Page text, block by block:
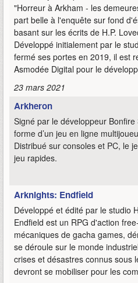
"Horreur à Arkham - les
part belle à l'enquête sur fond
basant sur les écrits de H.P.
Développé initialement par le
fermé ses portes en 2019, il est
Asmodée Digital pour le
23 mars 2021
Arkheron
Signé par le développeur
forme d’un jeu en ligne
Distribué sur consoles et PC, le
jeu rapides.
Arknights: Endfield
Développé et édité par le studio
Endfield est un RPG d'action
mécaniques de gacha games,
se déroule sur le monde
crises et désastres connus sous
devront se mobiliser pour les